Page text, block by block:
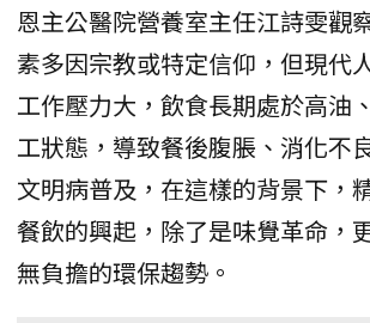
恩主公醫院營養室主任江詩雯觀
素多因宗教或特定信仰，但現代
工作壓力大，飲食長期處於高油
工狀態，導致餐後腹脹、消化不
文明病普及，在這樣的背景下，
餐飲的興起，除了是味覺革命，
無負擔的環保趨勢。